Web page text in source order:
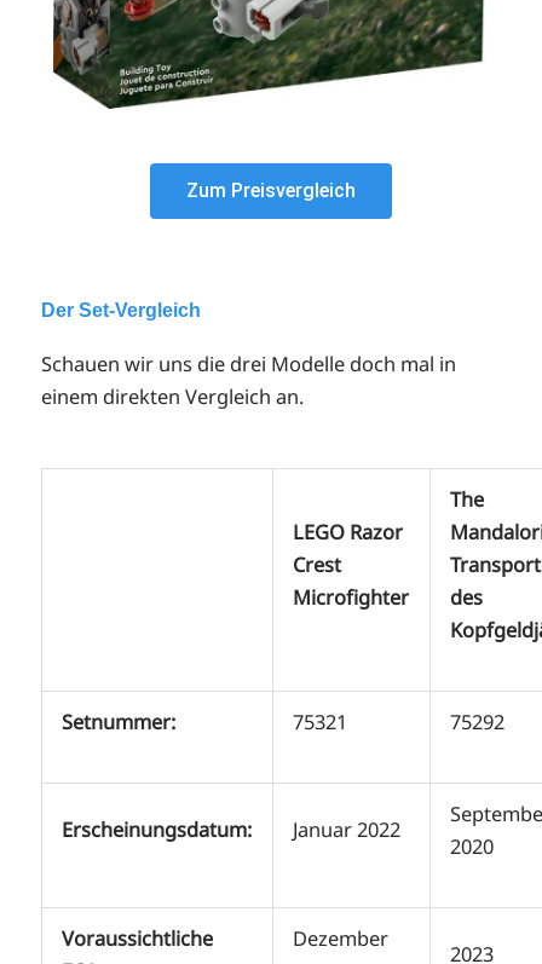
Zum Preisvergleich
Der Set-Vergleich
Schauen wir uns die drei Modelle doch mal in
einem direkten Vergleich an.
LEGO Razor
Crest
Microfighter
The
des
Setnummer: 75321 75292
Erscheinungsdatum: Januar 2022
2020
Voraussichtliche
Dezember
2023